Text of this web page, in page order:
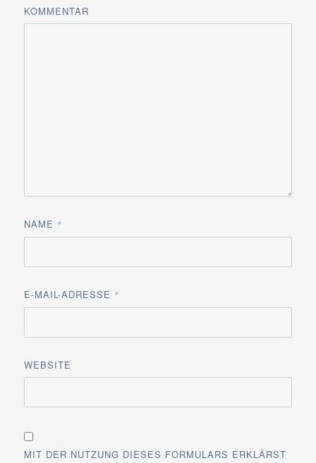
KOMMENTAR
NAME *
E-MAIL-ADRESSE *
WEBSITE
MIT DER NUTZUNG DIESES FORMULARS ERKLÄRST